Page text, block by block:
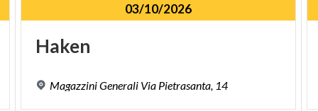
03/10/2026
Haken
MagazziniGenerali Via Pietrasanta, 14